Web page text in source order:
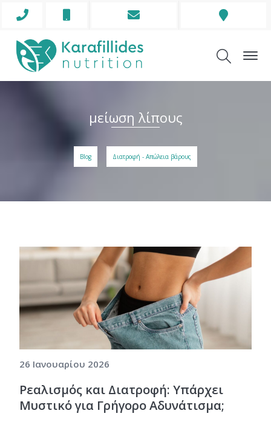
Phone
Envelope
Address
μείωση λίπους
Blog Διατροφή - Απώλεια βάρους
26 Ιανουαρίου 2026
Ρεαλισμός και Διατροφή: Υπάρχει
Μυστικό για Γρήγορο Αδυνάτισμα;